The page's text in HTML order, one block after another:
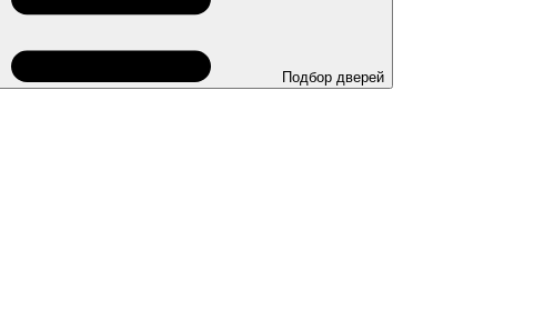
Подбор дверей